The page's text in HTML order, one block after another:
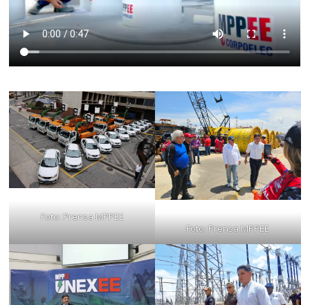
Foto: Prensa MPPEE
Foto: Prensa MPPEE